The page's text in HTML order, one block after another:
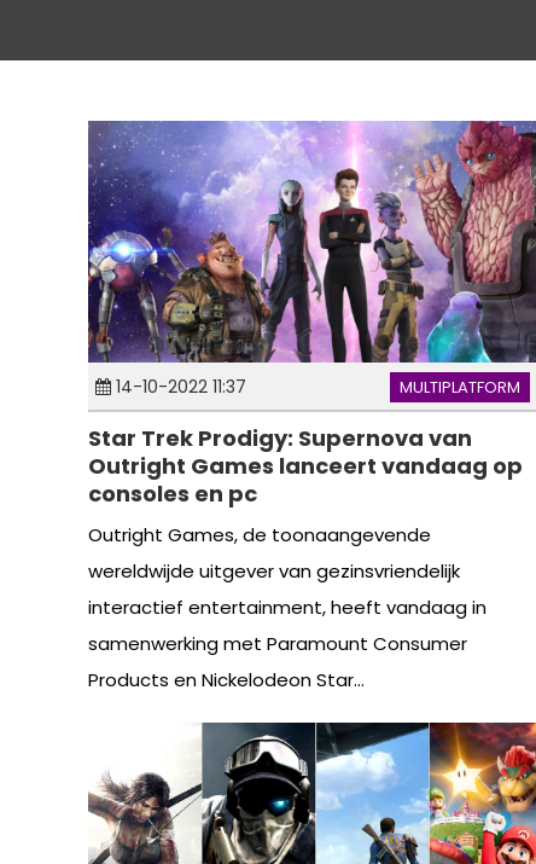
14-10-2022 11:37 MULTIPLATFORM
Star Trek Prodigy: Supernova van
Outright Games lanceert vandaag op
consoles en pc
Outright Games, de toonaangevende
wereldwijde uitgever van gezinsvriendelijk
interactief entertainment, heeft vandaag in
samenwerking met Paramount Consumer
Products en Nickelodeon Star...